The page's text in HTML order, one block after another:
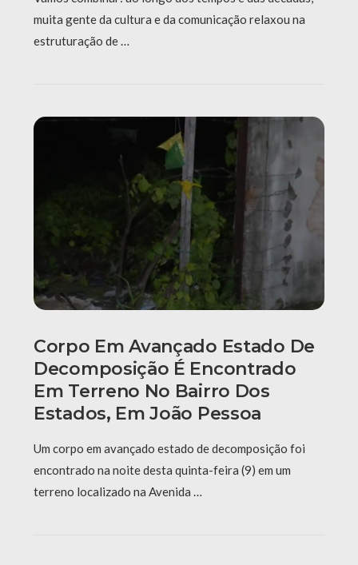
muita gente da cultura e da comunicação relaxou na
estruturação de …
Corpo Em Avançado Estado De
Decomposição É Encontrado
Em Terreno No Bairro Dos
Estados, Em João Pessoa
Um corpo em avançado estado de decomposição foi
encontrado na noite desta quinta-feira (9) em um
terreno localizado na Avenida …